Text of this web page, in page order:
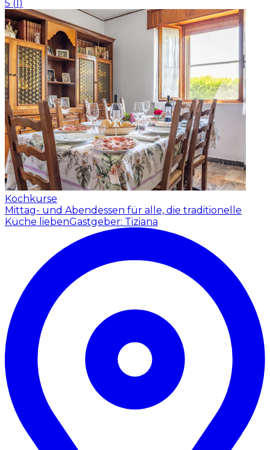
5 ( )
Kochkurse
Mittag- und Abendessen für alle, die traditionelle
Küche liebenGastgeber: Tiziana